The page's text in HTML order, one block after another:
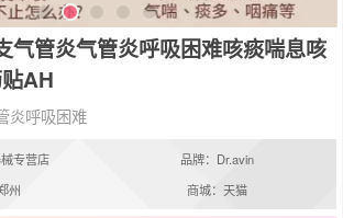
气管炎气管炎呼吸困难咳痰喘息咳
AH
炎呼吸困难
专营店
品牌：Dr.avin
州
商城：天猫